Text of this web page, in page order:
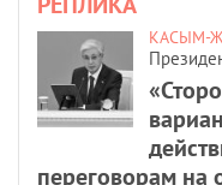
КАСЫМ-
переговорам на